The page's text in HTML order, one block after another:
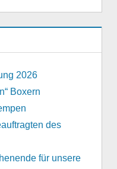
2026
Boxern
des
für unsere